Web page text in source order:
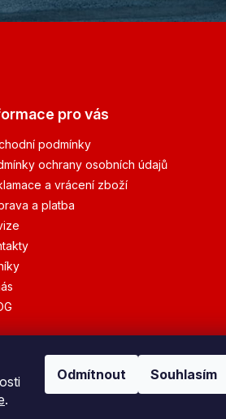
.
Odmítnout Souhlasím
pro vás
podmínky
ochrany osobních údajů
a vrácení zboží
a platba